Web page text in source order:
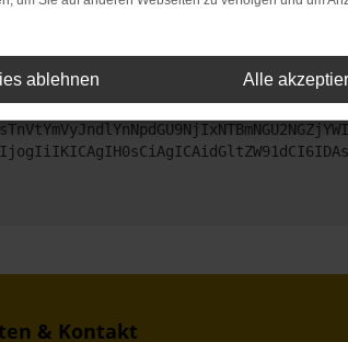
das Problem zu beheben. Du kannst
& Kontakt
ablehnen Alle